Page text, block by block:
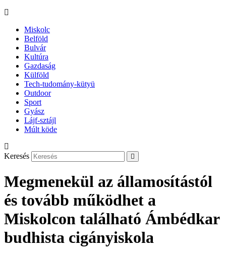
Miskolc
Belföld
Bulvár
Kultúra
Gazdaság
Külföld
Tech-tudomány-kütyü
Outdoor
Sport
Gyász
Lájf-sztájl
Múlt köde
Keresés
Megmenekül az államosítástól
és tovább működhet a
Miskolcon található Ámbédkar
budhista cigányiskola